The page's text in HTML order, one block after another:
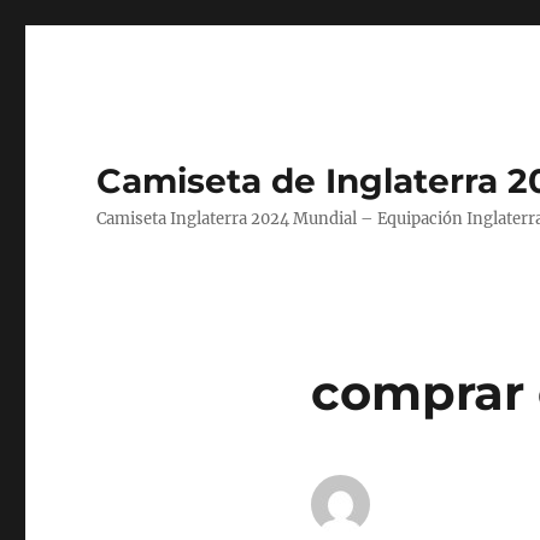
Camiseta de Inglaterra
Camiseta Inglaterra 2024 Mundial – Equipación
comprar